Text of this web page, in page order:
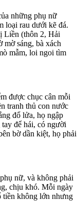
những phụ nữ
loại rau dưới kẽ đá.
Liền (thôn 2, Hải
sáng, bà xách
mẫm, loi ngoi tìm
được chục cân mỗi
tranh thủ con nước
đổ lửa, họ ngập
để hái, có người
bờ dần kiệt, họ phải
nữ, và không phải
chịu khó. Mỗi ngày
tiền không lớn nhưng